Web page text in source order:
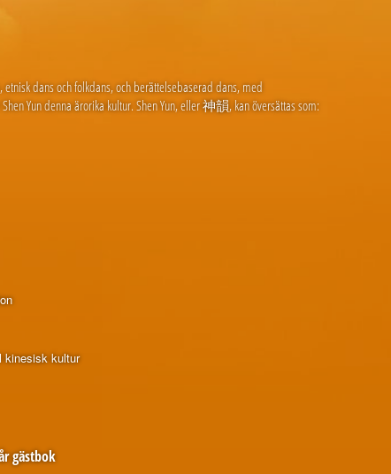
etnisk dans och folkdans, och berättelsebaserad dans, med
Yun denna ärorika kultur. Shen Yun, eller 神韻, kan översättas som:
kinesisk kultur
gästbok